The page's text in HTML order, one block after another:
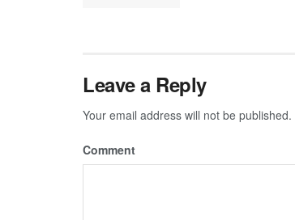
Leave a Reply
Your email address will not be published.
Comment